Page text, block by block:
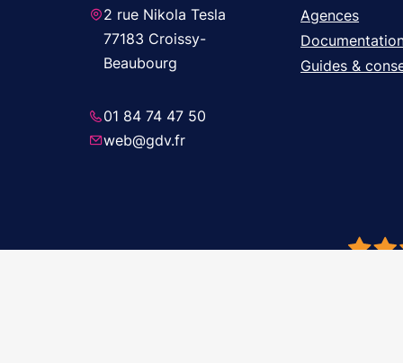
2 rue Nikola Tesla
77183 Croissy-
Beaubourg
01 84 74 47 50
web@gdv.fr
Agences
Guides &